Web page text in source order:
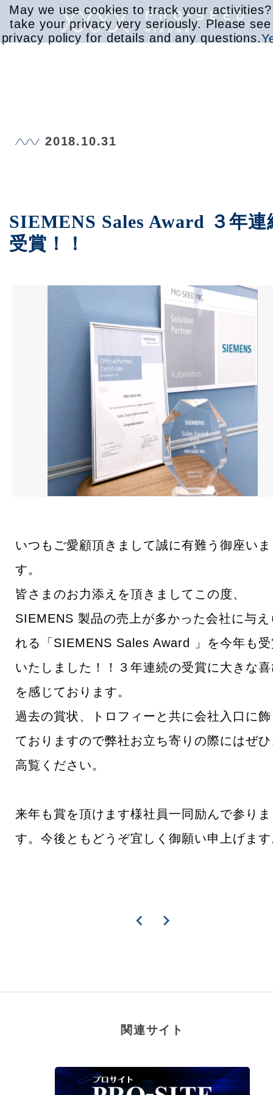
取り組み
お知らせ
お問合せ
ロボット教室・プログラミング教室
採用情報
2018.10.31
SIEMENS Sales Award ３年連
受賞！！
いつもご愛顧頂きまして誠に有難う御座いま
す。
皆さまのお力添えを頂きましてこの度、
SIEMENS 製品の売上が多かった会社に与え
れる「SIEMENS Sales Award 」を今年も
いたしました！！３年連続の受賞に大きな
を感じております。
過去の賞状、トロフィーと共に会社入口に
ておりますので弊社お立ち寄りの際にはぜ
高覧ください。
来年も賞を頂けます様社員一同励んで参りま
す。今後ともどうぞ宜しく御願い申上げま
関連サイト
May we use cookies to track your
take your privacy very seriously. Please
privacy policy for details and any questions.